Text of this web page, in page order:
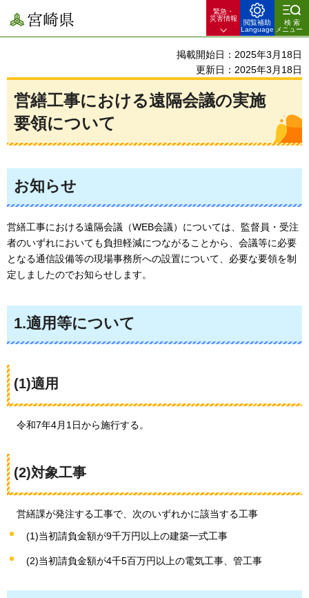
宮崎県
緊急・
災害情報
閲覧補助
Language
検索
メニュー
掲載開始日：2025年3月18日
更新日：2025年3月18日
営繕工事における遠隔会議の実施
要領について
お知らせ
営繕工事における遠隔会議（WEB会議）については、監督員・受注
者のいずれにおいても負担軽減につながることから、会議等に必要
となる通信設備等の現場事務所への設置について、必要な要領を制
定しましたのでお知らせします。
1.適用等について
(1)適用
令和7年4月1日から施行する。
(2)対象工事
営繕課が発注する工事で、次のいずれかに該当する工事
(1)当初請負金額が9千万円以上の建築一式工事
(2)当初請負金額が4千5百万円以上の電気工事、管工事